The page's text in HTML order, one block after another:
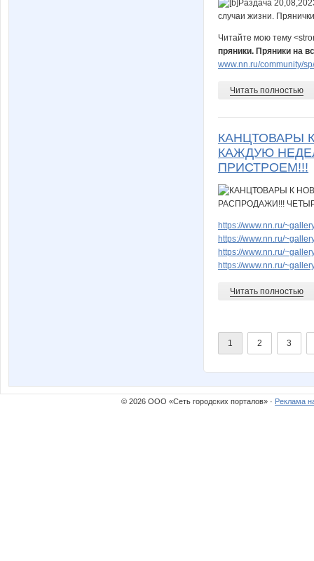
Читайте мою тему
пряники. Пряники на
www.nn.ru/community/
Читать полностью
КАНЦТОВАРЫ
КАЖДУЮ
ПРИСТРОЕМ!!!
https://www.nn.ru/
https://www.nn.ru/
https://www.nn.ru/
https://www.nn.ru/
Читать полностью
1 2 3
© 2026 ООО «Сеть городских порталов» · Реклама